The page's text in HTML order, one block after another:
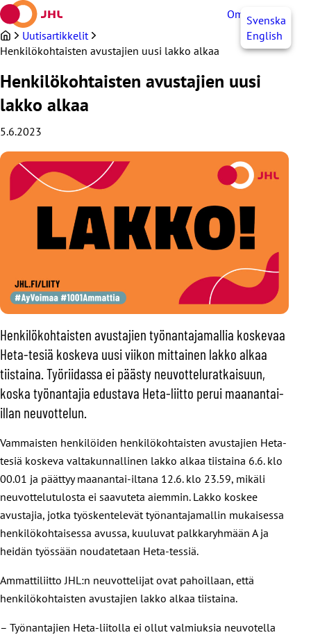
Siirry
sisältöön
OmaJHLSvenska
English
Uutisartikkelit
Henkilökohtaisten avustajien uusi lakko alkaa
Henkilökohtaisten avustajien uusi
lakko alkaa
5.6.2023
Henkilökohtaisten avustajien työnantajamallia koskevaa
Heta-tesiä koskeva uusi viikon mittainen lakko alkaa
tiistaina. Työriidassa ei päästy neuvotteluratkaisuun,
koska työnantajia edustava Heta-liitto perui maanantai-
illan neuvottelun.
Vammaisten henkilöiden henkilökohtaisten avustajien Heta-
tesiä koskeva valtakunnallinen lakko alkaa tiistaina 6.6. klo
00.01 ja päättyy maanantai-iltana 12.6. klo 23.59, mikäli
neuvottelutulosta ei saavuteta aiemmin. Lakko koskee
avustajia, jotka työskentelevät työnantajamallin mukaisessa
henkilökohtaisessa avussa, kuuluvat palkkaryhmään A ja
heidän työssään noudatetaan Heta-tessiä.
Ammattiliitto JHL:n neuvottelijat ovat pahoillaan, että
henkilökohtaisten avustajien lakko alkaa tiistaina.
– Työnantajien Heta-liitolla ei ollut valmiuksia neuvotella